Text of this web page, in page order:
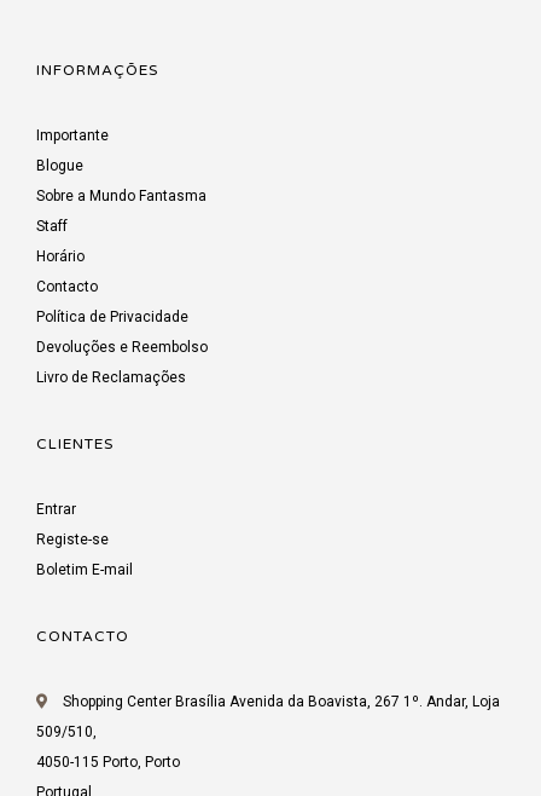
INFORMAÇÕES
Importante
Blogue
Sobre a Mundo Fantasma
Staff
Horário
Contacto
Política de Privacidade
Devoluções e Reembolso
Livro de Reclamações
CLIENTES
Entrar
Registe-se
Boletim E-mail
CONTACTO
Shopping Center Brasília Avenida da Boavista, 267 1º. Andar, Loja
509/510,
4050-115 Porto, Porto
Portugal